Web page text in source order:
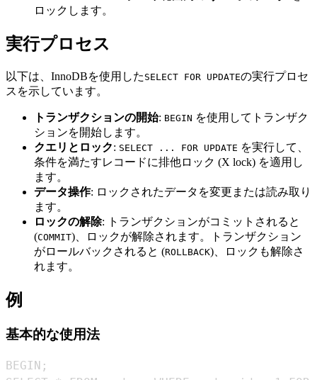
ロックします。
実行プロセス
以下は、InnoDBを使用した SELECT FOR UPDATEの実行プロセ
スを示しています。
トランザクションの開始: BEGIN を使用してトランザク
ションを開始します。
クエリとロック: SELECT ... FOR UPDATE を実行して、
条件を満たすレコードに排他ロック (X lock) を適用し
ます。
データ操作: ロックされたデータを変更または読み取り
ます。
ロックの解除: トランザクションがコミットされると
(COMMIT)、ロックが解除されます。トランザクション
がロールバックされると (ROLLBACK)、ロックも解除さ
れます。
例
基本的な使用法